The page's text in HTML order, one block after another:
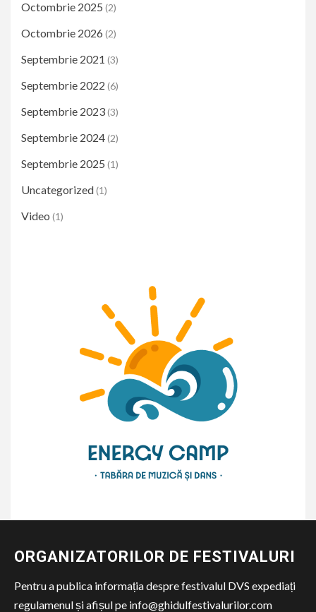
Octombrie 2025 (2)
Octombrie 2026 (2)
Septembrie 2021 (3)
Septembrie 2022 (6)
Septembrie 2023(3)
Septembrie 2024(2)
Septembrie 2025 (1)
Uncategorized(1)
Video (1)
ORGANIZATORILOR DE FESTIVALURI
Pentru a publica informația despre festivalul DVS expediați
regulamenul și afișul pe info@ghidulfestivalurilor.com